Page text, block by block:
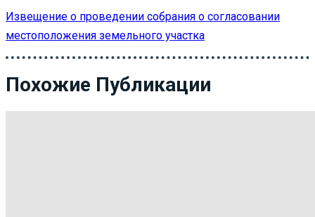
Извещение о проведении собрания о согласовании
местоположения земельного участка
Похожие Публикации